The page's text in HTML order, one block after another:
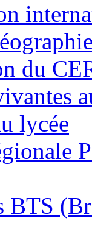
du
lycée
BTS